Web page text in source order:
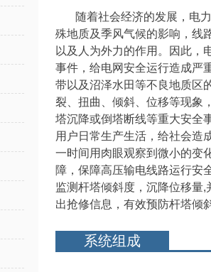
随着社会经济的发展，电
殊地质及季风气候的影响，线
以及人为外力的作用。因此，
事件，给电网安全运行造成严
带以及沼泽水田等不良地质区
裂、扭曲、倾斜、位移等现象
塔沉降或倒塔断线等重大安全
用户日常生产生活，给社会造
一时间用肉眼观察到微小的变
障，保障高压输电线路运行安
监测杆塔倾斜度，沉降位移量
出抢修信息，有效预防杆塔倾
系统组成